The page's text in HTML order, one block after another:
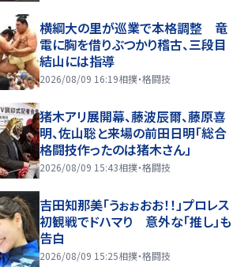
横綱大の里が巡業で本格調整 竜
電に胸を借りぶつかり稽古、三段目
結山には指導
2026/08/09 16:19相撲・格闘技
猪木アリ展開幕、藤波辰爾、藤原喜
明、佐山聡と来場の前田日明「総合
格闘技作ったのは猪木さん」
2026/08/09 15:43相撲・格闘技
吉田知那美「うぉぉおお！！」プロレス
初観戦でドハマり 意外な「推し」も
告白
2026/08/09 15:25相撲・格闘技